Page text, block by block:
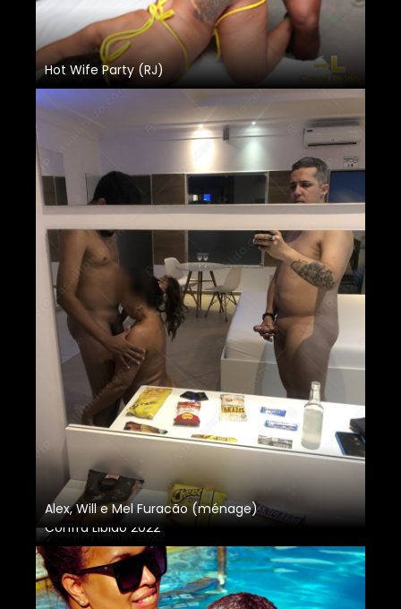
Hot Wife Party (RJ)
Alex, Will e Mel Furacão (ménage)
Confra Libido 2022